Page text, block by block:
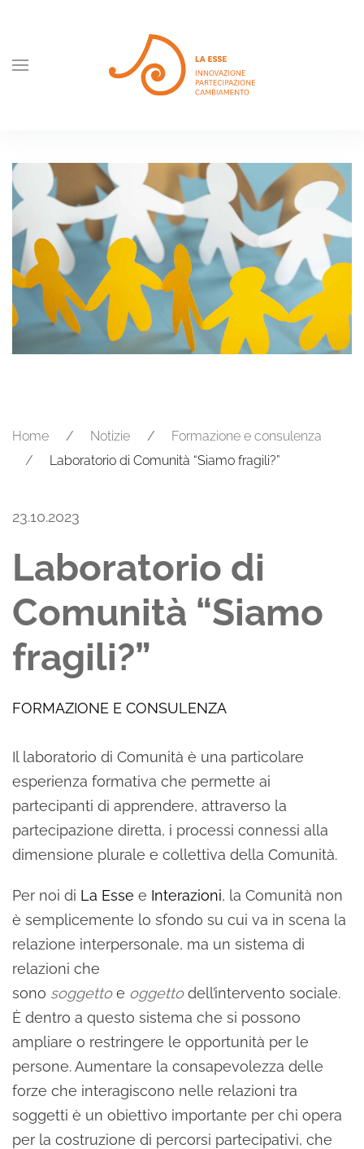
Skip to main content
Home Notizie
Formazione e consulenza
Laboratorio di Comunità “Siamo fragili?”
23.10.2023
Laboratorio di
Comunità “Siamo
fragili?”
FORMAZIONE E CONSULENZA
Il laboratorio di Comunità è una particolare
esperienza formativa che permette ai
partecipanti di apprendere, attraverso la
partecipazione diretta, i processi connessi alla
dimensione plurale e collettiva della Comunità.
Per noi di La Esse e Interazioni, la Comunità non
è semplicemente lo sfondo su cui va in scena la
relazione interpersonale, ma un sistema di
relazioni che
sono soggettoe oggettodell’intervento sociale.
È dentro a questo sistema che si possono
ampliare o restringere le opportunità per le
persone. Aumentare la consapevolezza delle
forze che interagiscono nelle relazioni tra
soggetti è un obiettivo importante per chi opera
per la costruzione di percorsi partecipativi, che